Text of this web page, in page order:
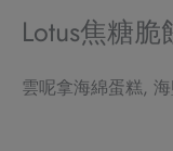
Lotus焦糖
雲呢拿海綿蛋糕,